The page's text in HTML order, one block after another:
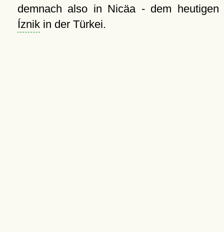
demnach also in Nicäa - dem heutigen
Íznikin der Türkei.